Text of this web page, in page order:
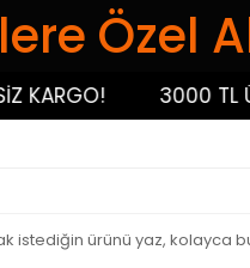
Özel
3000 TL